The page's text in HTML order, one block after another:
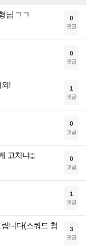
님 ㄱㄱ 0
댓글
0
댓글
! 1
댓글
0
댓글
고치냐;;; 0
댓글
1
댓글
니다(스쿼드 첨
3
댓글